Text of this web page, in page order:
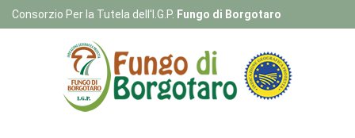
Consorzio Per la Tutela dell'I.G.P. Fungo di Borgotaro